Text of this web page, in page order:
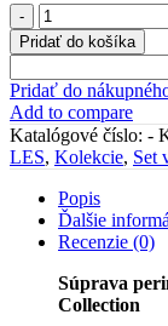
množstvo
Set
vankúša
a
paplóna
s
výplňou
"Les"
Pridať do košíka
Pridať do
Add to compare
Katalógové číslo: -
LES, Kolekcie, Set
Popis
Ďalšie
Recenzie (0)
Súprava
Collection